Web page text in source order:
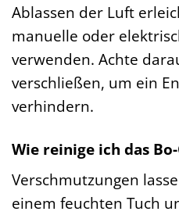
Ablassen der Luft
manuelle oder
verwenden. Achte
verschließen, um ein
verhindern.
Wie reinige ich das
Verschmutzungen
einem feuchten Tuch